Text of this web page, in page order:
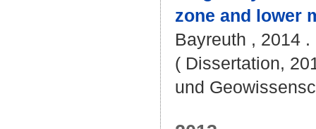
zone and lower
Bayreuth , 2014 .
( Dissertation,
und